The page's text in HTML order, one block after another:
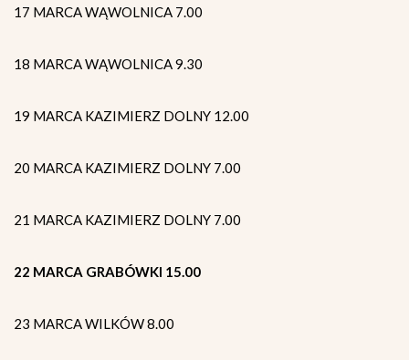
17 MARCA WĄWOLNICA 7.00
18 MARCA WĄWOLNICA 9.30
19 MARCA KAZIMIERZ DOLNY 12.00
20 MARCA KAZIMIERZ DOLNY 7.00
21 MARCA KAZIMIERZ DOLNY 7.00
22 MARCA GRABÓWKI 15.00
23 MARCA WILKÓW 8.00